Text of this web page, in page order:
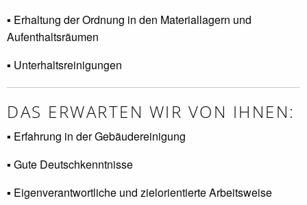
▪ Erhaltung der Ordnung in den Materiallagern und
Aufenthaltsräumen
▪ Unterhaltsreinigungen
DAS ERWARTEN WIR VON IHNEN:
▪ Erfahrung in der Gebäudereinigung
▪ Gute Deutschkenntnisse
▪ Eigenverantwortliche und zielorientierte Arbeitsweise